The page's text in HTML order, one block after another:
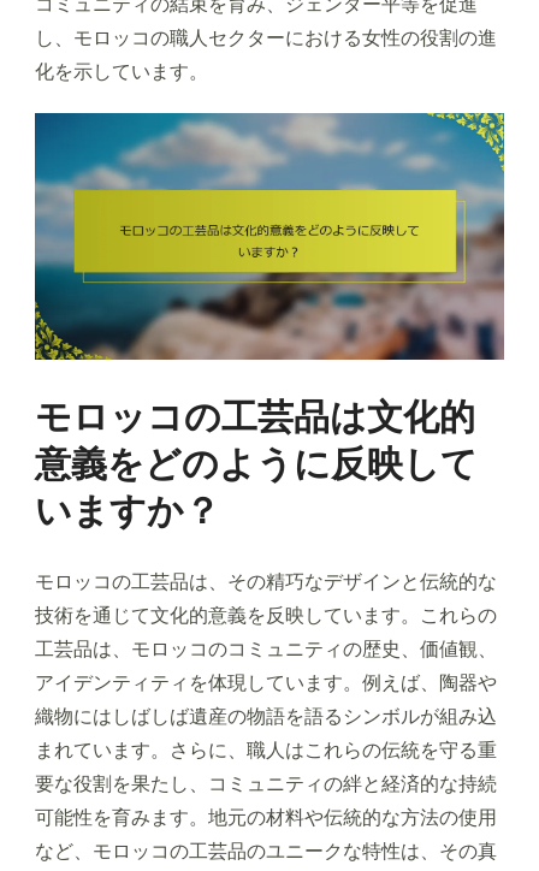
し、モロッコの職人セクターにおける女性の役割の進
化を示しています。
モロッコの工芸品は文化的
意義をどのように反映して
いますか？
モロッコの工芸品は、その精巧なデザインと伝統的な
技術を通じて文化的意義を反映しています。これらの
工芸品は、モロッコのコミュニティの歴史、価値観、
アイデンティティを体現しています。例えば、陶器や
織物にはしばしば遺産の物語を語るシンボルが組み込
まれています。さらに、職人はこれらの伝統を守る重
要な役割を果たし、コミュニティの絆と経済的な持続
可能性を育みます。地元の材料や伝統的な方法の使用
など、モロッコの工芸品のユニークな特性は、その真